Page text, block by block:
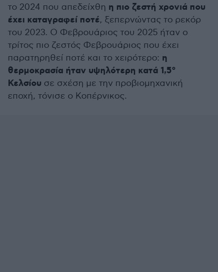
το 2024 που απεδείχθη η πιο ζεστή χρονιά που
έχει καταγραφεί ποτέ, ξεπερνώντας το ρεκόρ
του 2023. Ο Φεβρουάριος του 2025 ήταν ο
τρίτος πιο ζεστός Φεβρουάριος που έχει
παρατηρηθεί ποτέ και το χειρότερο: η
θερμοκρασία ήταν υψηλότερη κατά 1,5°
Κελσίου σε σχέση με την προβιομηχανική
εποχή, τόνισε ο Κοπέρνικος.